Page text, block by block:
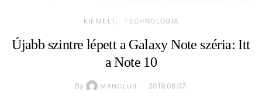
KIEMELT TECHNOLÓGIA
Újabb szintre lépett a Galaxy Note széria: Itt
a Note 10
By MANCLUB 2019.08.07.